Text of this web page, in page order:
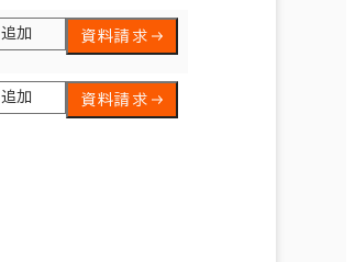
追加 資料請求
追加 資料請求